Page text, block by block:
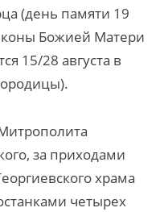
(день памяти 19
Божией Матери
15/28 августа в
за приходами
храма
четырех